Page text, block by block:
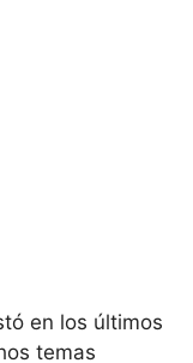
en los últimos
temas